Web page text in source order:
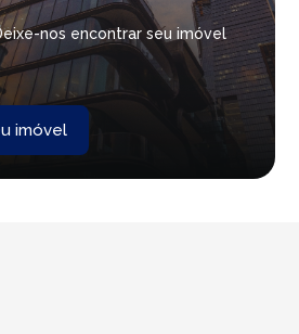
nos encontrar seu imóvel
imóvel